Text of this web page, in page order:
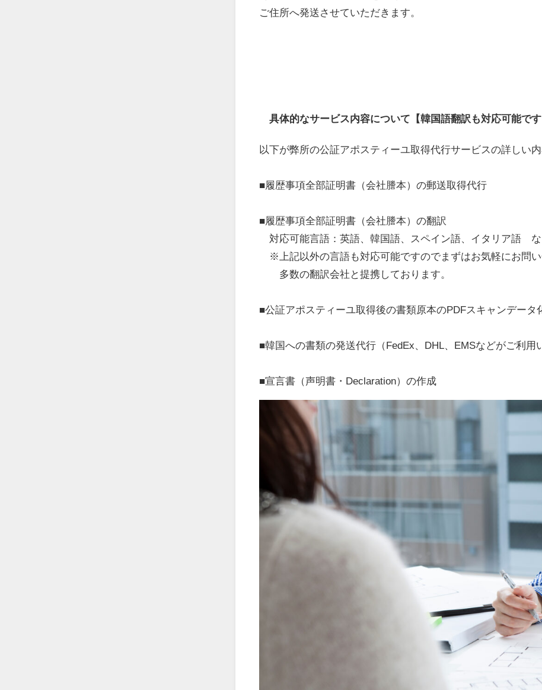
ご住所へ発送させていただきます。
具体的なサービス内容について【韓国語翻訳も対応可能です
以下が弊所の公証アポスティーユ取得代行サービスの詳しい内
■履歴事項全部証明書（会社謄本）の郵送取得代行
■履歴事項全部証明書（会社謄本）の翻訳
対応可能言語：英語、韓国語、スペイン語、イタリア語
※上記以外の言語も対応可能ですのでまずはお気軽にお問い
多数の翻訳会社と提携しております。
■公証アポスティーユ取得後の書類原本のPDFスキャンデータ
■韓国への書類の発送代行（FedEx、DHL、EMSなどがご利用
■宣言書（声明書・Declaration）の作成